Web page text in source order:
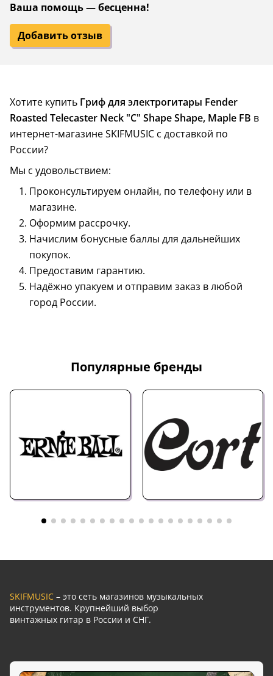
Ваша помощь — бесценна!
Добавить отзыв
Хотите купить Гриф для электрогитары Fender
Roasted Telecaster Neck "C" Shape Shape, Maple FB в
интернет-магазине SKIFMUSIC с доставкой по
России?
Мы с удовольствием:
Проконсультируем онлайн, по телефону или в
магазине.
Оформим рассрочку.
Начислим бонусные баллы для дальнейших
покупок.
Предоставим гарантию.
Надёжно упакуем и отправим заказ в любой
город России.
Популярные бренды
SKIFMUSIC – это сеть магазинов музыкальных
инструментов. Крупнейший выбор
винтажных гитар в России и СНГ.